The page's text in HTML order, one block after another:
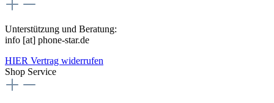
Unterstützung und Beratung:
info [at] phone-star.de
HIER Vertrag widerrufen
Shop Service